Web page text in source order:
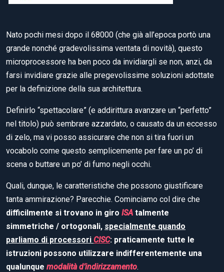
Nato pochi mesi dopo il 68000 (che già all’epoca portò una
grande nonché gradevolissima ventata di novità), questo
microprocessore ha ben poco da invidiargli se non, anzi, da
farsi invidiare grazie alle pregevolissime soluzioni adottate
per la definizione della sua architettura.
Definirlo “spettacolare” (e addirittura avanzare un “perfetto”
nel titolo) può sembrare azzardato, o causato da un eccesso
di zelo, ma vi posso assicurare che non si tira fuori un
vocabolo come questo semplicemente per fare un po’ di
scena o buttare un po’ di fumo negli occhi.
Quali, dunque, le caratteristiche che possono giustificare
tanta ammirazione? Parecchie. Cominciamo col dire che
difficilmente si trovano in giro ISA talmente
simmetriche / ortogonali, specialmente quando
parliamo di processori CISC: praticamente tutte le
istruzioni possono utilizzare indifferentemente una
qualunque modalità d’indirizzamento.